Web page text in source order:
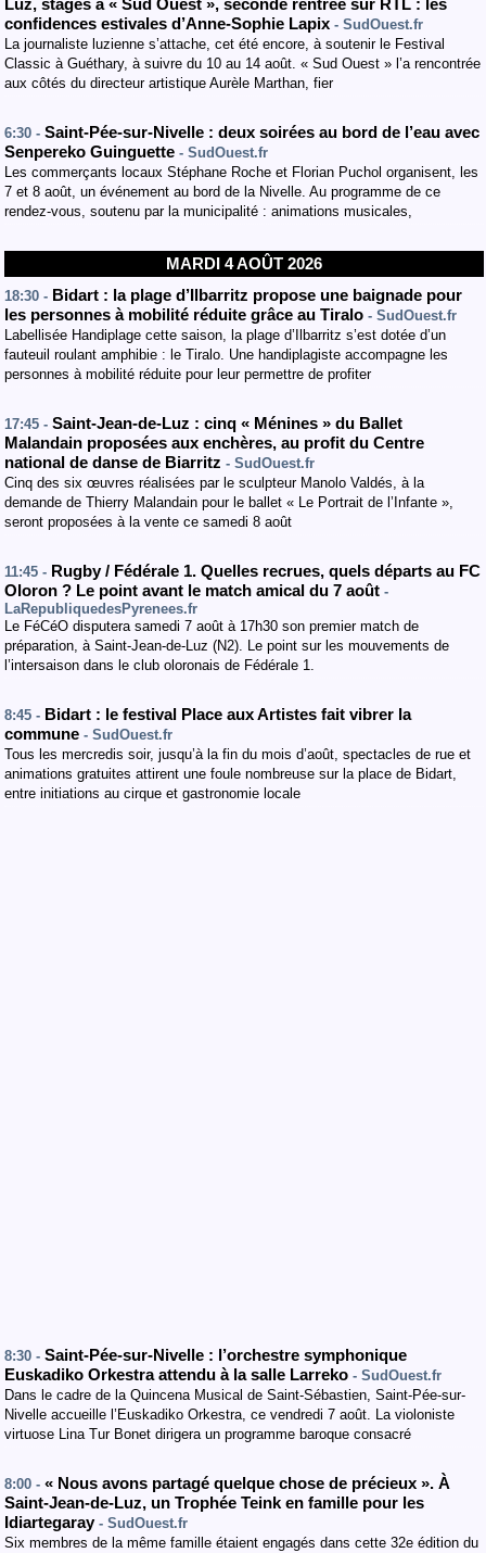
Luz, stages à « Sud Ouest », seconde rentrée sur RTL : les
confidences estivales d’Anne-Sophie Lapix - SudOuest.fr
La journaliste luzienne s’attache, cet été encore, à soutenir le Festival
Classic à Guéthary, à suivre du 10 au 14 août. « Sud Ouest » l’a rencontrée
aux côtés du directeur artistique Aurèle Marthan, fier
6:30 - Saint-Pée-sur-Nivelle : deux soirées au bord de l’eau avec
Senpereko Guinguette - SudOuest.fr
Les commerçants locaux Stéphane Roche et Florian Puchol organisent, les
7 et 8 août, un événement au bord de la Nivelle. Au programme de ce
rendez-vous, soutenu par la municipalité : animations musicales,
MARDI 4 AOÛT 2026
18:30 - Bidart : la plage d’Ilbarritz propose une baignade pour
les personnes à mobilité réduite grâce au Tiralo - SudOuest.fr
Labellisée Handiplage cette saison, la plage d’Ilbarritz s’est dotée d’un
fauteuil roulant amphibie : le Tiralo. Une handiplagiste accompagne les
personnes à mobilité réduite pour leur permettre de profiter
17:45 - Saint-Jean-de-Luz : cinq « Ménines » du Ballet
Malandain proposées aux enchères, au profit du Centre
national de danse de Biarritz - SudOuest.fr
Cinq des six œuvres réalisées par le sculpteur Manolo Valdés, à la
demande de Thierry Malandain pour le ballet « Le Portrait de l’Infante »,
seront proposées à la vente ce samedi 8 août
11:45 - Rugby / Fédérale 1. Quelles recrues, quels départs au FC
Oloron ? Le point avant le match amical du 7 août -
LaRepubliquedesPyrenees.fr
Le FéCéO disputera samedi 7 août à 17h30 son premier match de
préparation, à Saint-Jean-de-Luz (N2). Le point sur les mouvements de
l’intersaison dans le club oloronais de Fédérale 1.
8:45 - Bidart : le festival Place aux Artistes fait vibrer la
commune - SudOuest.fr
Tous les mercredis soir, jusqu’à la fin du mois d’août, spectacles de rue et
animations gratuites attirent une foule nombreuse sur la place de Bidart,
entre initiations au cirque et gastronomie locale
8:30 - Saint-Pée-sur-Nivelle : l’orchestre symphonique
Euskadiko Orkestra attendu à la salle Larreko - SudOuest.fr
Dans le cadre de la Quincena Musical de Saint-Sébastien, Saint-Pée-sur-
Nivelle accueille l’Euskadiko Orkestra, ce vendredi 7 août. La violoniste
virtuose Lina Tur Bonet dirigera un programme baroque consacré
8:00 - « Nous avons partagé quelque chose de précieux ». À
Saint-Jean-de-Luz, un Trophée Teink en famille pour les
Idiartegaray - SudOuest.fr
Six membres de la même famille étaient engagés dans cette 32e édition du